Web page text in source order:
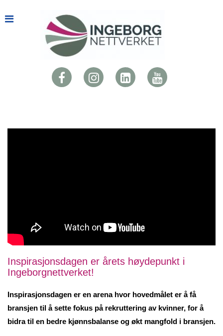
Inspirasjonsdagen er årets høydepunkt i
Ingeborgnettverket!
Inspirasjonsdagen er en arena hvor hovedmålet er å få
bransjen til å sette fokus på rekruttering av kvinner, for å
bidra til en bedre kjønnsbalanse og økt mangfold i bransjen.